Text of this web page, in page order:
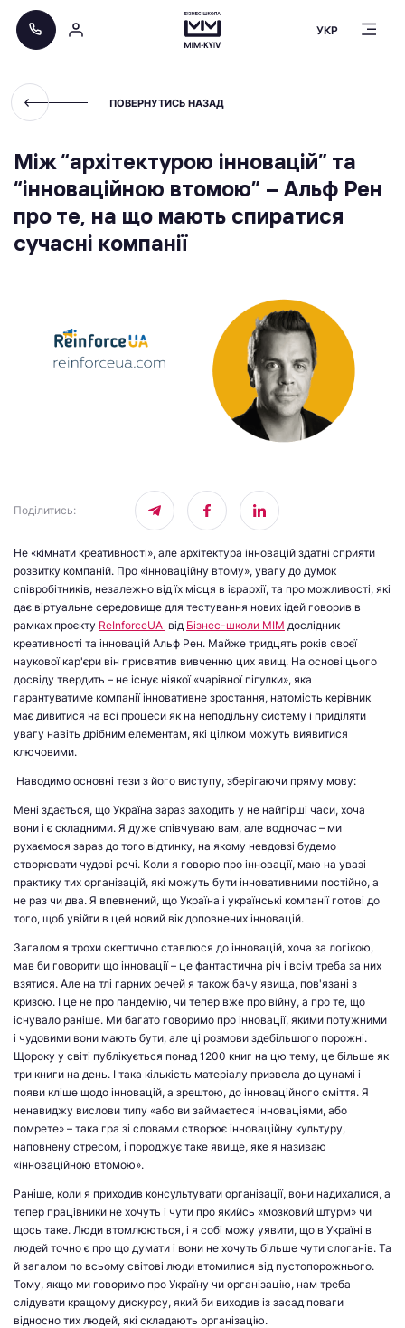
УКР
ПОВЕРНУТИСЬ НАЗАД
Між “архітектурою інновацій” та
“інноваційною втомою” – Альф Рен
про те, на що мають спиратися
сучасні компанії
Поділитись:
Не «кімнати креативності», але архітектура інновацій здатні сприяти
розвитку компаній. Про «інноваційну втому», увагу до думок
співробітників, незалежно від їх місця в ієрархії, та про можливості, які
дає віртуальне середовище для тестування нових ідей говорив в
рамках проєкту ReІnforceUA від Бізнес-школи МІМ дослідник
креативності та інновацій Альф Рен. Майже тридцять років своєї
наукової кар'єри він присвятив вивченню цих явищ. На основі цього
досвіду твердить – не існує ніякої «чарівної пігулки», яка
гарантуватиме компанії інновативне зростання, натомість керівник
має дивитися на всі процеси як на неподільну систему і приділяти
увагу навіть дрібним елементам, які цілком можуть виявитися
ключовими.
Наводимо основні тези з його виступу, зберігаючи пряму мову:
Мені здається, що Україна зараз заходить у не найгірші часи, хоча
вони і є складними. Я дуже співчуваю вам, але водночас – ми
рухаємося зараз до того відтинку, на якому невдовзі будемо
створювати чудові речі. Коли я говорю про інновації, маю на увазі
практику тих організацій, які можуть бути інновативними постійно, а
не раз чи два. Я впевнений, що Україна і українські компанії готові до
того, щоб увійти в цей новий вік доповнених інновацій.
Загалом я трохи скептично ставлюся до інновацій, хоча за логікою,
мав би говорити що інновації – це фантастична річ і всім треба за них
взятися. Але на тлі гарних речей я також бачу явища, пов'язані з
кризою. І це не про пандемію, чи тепер вже про війну, а про те, що
існувало раніше. Ми багато говоримо про інновації, якими потужними
і чудовими вони мають бути, але ці розмови здебільшого порожні.
Щороку у світі публікується понад 1200 книг на цю тему, це більше як
три книги на день. І така кількість матеріалу призвела до цунамі і
появи кліше щодо інновацій, а зрештою, до інноваційного сміття. Я
ненавиджу вислови типу «або ви займаєтеся інноваціями, або
помрете» – така гра зі словами створює інноваційну культуру,
наповнену стресом, і породжує таке явище, яке я називаю
«інноваційною втомою».
Раніше, коли я приходив консультувати організації, вони надихалися, а
тепер працівники не хочуть і чути про якийсь «мозковий штурм» чи
щось таке. Люди втомлюються, і я собі можу уявити, що в Україні в
людей точно є про що думати і вони не хочуть більше чути слоганів. Та
й загалом по всьому світові люди втомилися від пустопорожнього.
Тому, якщо ми говоримо про Україну чи організацію, нам треба
слідувати кращому дискурсу, який би виходив із засад поваги
відносно тих людей, які складають організацію.